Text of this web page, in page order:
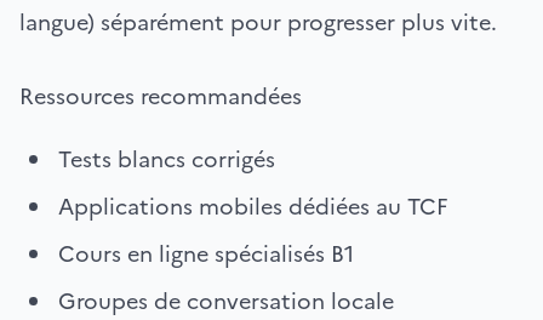
langue) séparément pour progresser plus vite.
Ressources recommandées
Tests blancs corrigés
Applications mobiles dédiées au TCF
Cours en ligne spécialisés B1
Groupes de conversation locale